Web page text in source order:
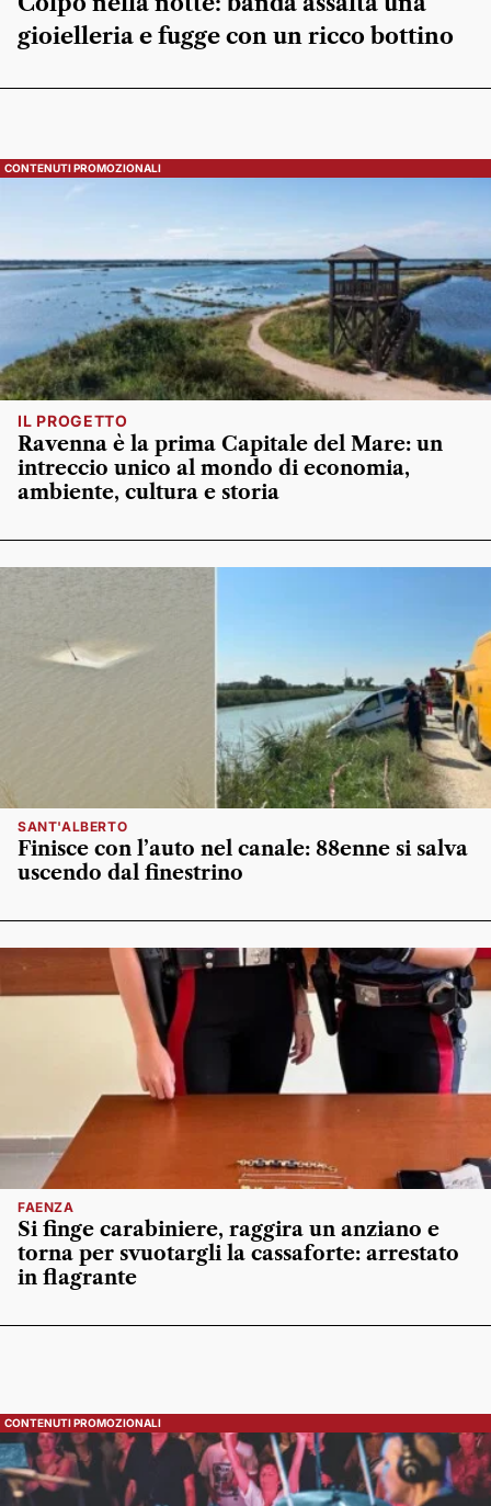
gioielleria e fugge con un ricco bottino
CONTENUTI PROMOZIONALI
IL PROGETTO
Ravenna è la prima Capitale del Mare: un
intreccio unico al mondo di economia,
ambiente, cultura e storia
SANT'ALBERTO
Finisce con l’auto nel canale: 88enne si salva
uscendo dal finestrino
FAENZA
Si finge carabiniere, raggira un anziano e
torna per svuotargli la cassaforte: arrestato
in flagrante
CONTENUTI PROMOZIONALI